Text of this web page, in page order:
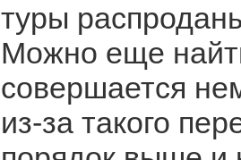
туры
Можно еще
совершается
из-за такого